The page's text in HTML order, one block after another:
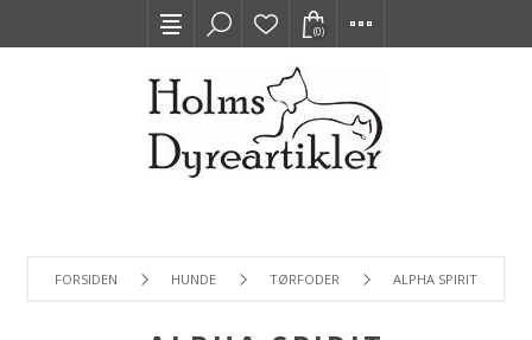
(0)
FORSIDEN HUNDE TØRFODER ALPHA SPIRIT